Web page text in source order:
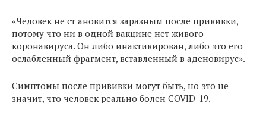
«Человек не ст ановится заразным после прививки,
потому что ни в одной вакцине нет живого
коронавируса. Он либо инактивирован, либо это его
ослабленный фрагмент, вставленный в аденовирус».
Симптомы после прививки могут быть, но это не
значит, что человек реально болен COVID-19.